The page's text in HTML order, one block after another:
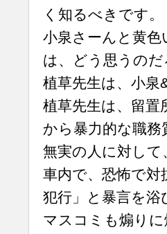
く知るべきです。
小泉さーんと黄
は、どう思うのだ
植草先生は、小泉
植草先生は、留置
から暴力的な職
無実の人に対して
車内で、恐怖で対
犯行」と暴言を浴
マスコミも煽りに